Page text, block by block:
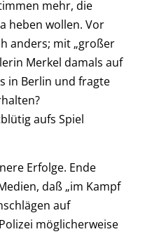
mehr, die
heben wollen. Vor
anders; mit „großer
Merkel damals auf
in Berlin und fragte
aufs Spiel
Erfolge. Ende
daß „im Kampf
auf
möglicherweise